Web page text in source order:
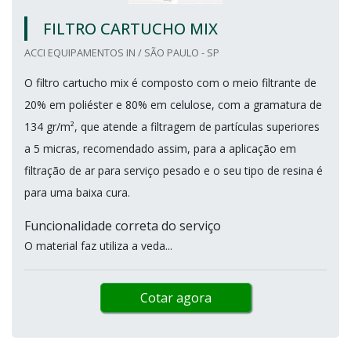
FILTRO CARTUCHO MIX
ACCI EQUIPAMENTOS IN / SÃO PAULO - SP
O filtro cartucho mix é composto com o meio filtrante de
20% em poliéster e 80% em celulose, com a gramatura de
134 gr/m², que atende a filtragem de partículas superiores
a 5 micras, recomendado assim, para a aplicação em
filtração de ar para serviço pesado e o seu tipo de resina é
para uma baixa cura.
Funcionalidade correta do serviço
O material faz utiliza a veda...
Cotar agora